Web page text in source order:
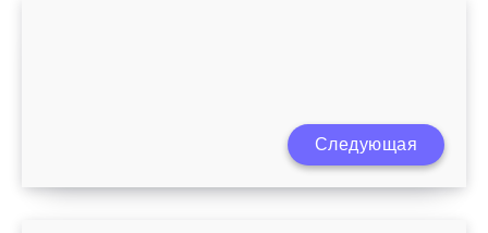
Упражнения для стройности ногСледующая